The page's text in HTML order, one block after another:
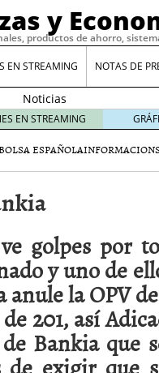
y
productos de ahorro,
EN STREAMING NOTAS DE
Noticias
de XRP
por qué
las
whales
suelen
tarde 16
de abril
de 2026
Comparativa Costes vs
acelera la rentabilidad?
Meses sin intereses:
compras 24 de noviembre
Planificar tu herencia
EN STREAMING
ESPAÑOLAINFORMACION
golpes por
y uno de
anule la OPV
201, así
Bankia que